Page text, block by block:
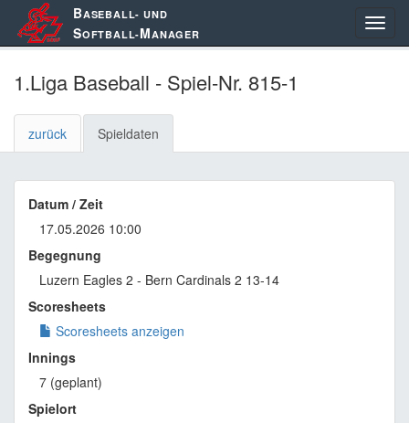
BASEBALL- UND
SOFTBALL-MANAGER
1.Liga Baseball - Spiel-Nr. 815-1
zurück Spieldaten
Datum / Zeit
17.05.2026 10:00
Begegnung
Luzern Eagles 2 - Bern Cardinals 2 13-14
Scoresheets
Scoresheets anzeigen
Innings
7 (geplant)
Spielort